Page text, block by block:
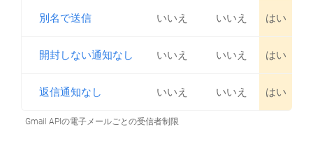
別名で送信 いいえ いいえ はい
開封しない通知なし いいえ いいえ はい
返信通知なし いいえ いいえ はい
Gmail APIの電子メールごとの受信者制限